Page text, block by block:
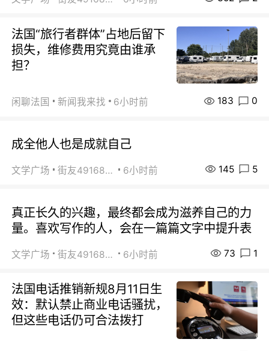
法国“旅行者群体”占地后留下
损失，维修费用究竟由谁承
担？
闲聊法国 新闻我来找 6小时前 183 0
成全他人也是成就自己
文学广场 街友49168527 6小时前 145 5
真正长久的兴趣，最终都会成为滋养自己的力
量。喜欢写作的人，会在一篇篇文字中提升表
文学广场 街友49168527 6小时前 73 1
法国电话推销新规8月11日生
效：默认禁止商业电话骚扰，
但这些电话仍可合法拨打